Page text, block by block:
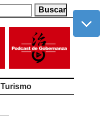
Turismo